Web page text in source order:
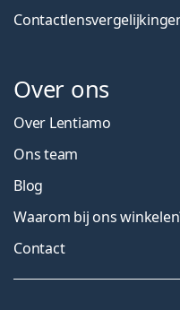
Over ons
Over Lentiamo
Ons team
Blog
Waarom bij ons
Contact